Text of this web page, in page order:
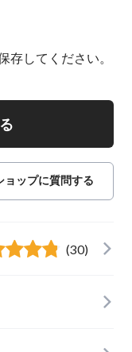
存してください。
ョップに質問する
(30)